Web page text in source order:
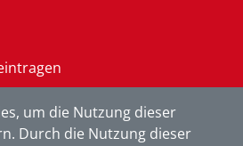
OK
um die Nutzung dieser
Durch die Nutzung dieser